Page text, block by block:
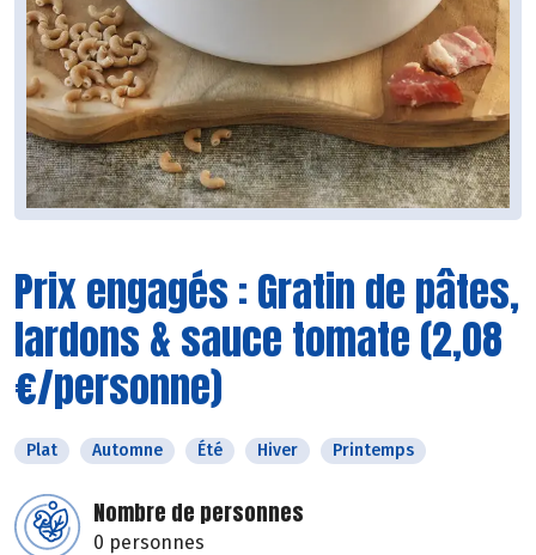
Prix engagés : Gratin de pâtes,
lardons & sauce tomate (2,08
€/personne)
Plat Automne Été Hiver Printemps
Nombre de personnes
0 personnes